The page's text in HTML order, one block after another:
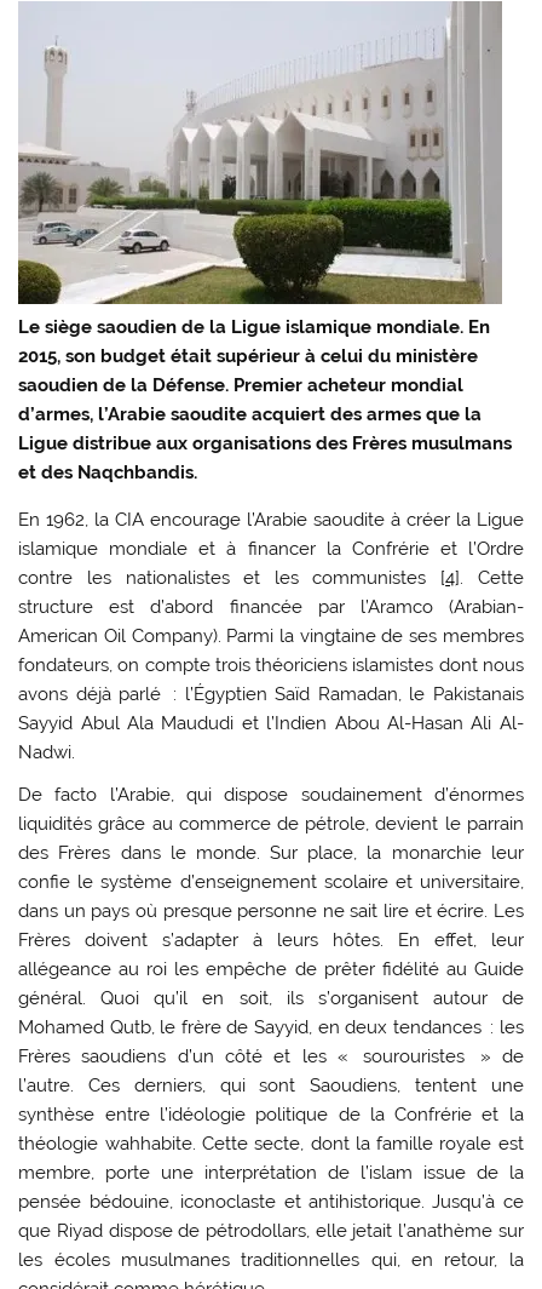
Le siège saoudien de la Ligue islamique mondiale. En
2015, son budget était supérieur à celui du ministère
saoudien de la Défense. Premier acheteur mondial
d’armes, l’Arabie saoudite acquiert des armes que la
Ligue distribue aux organisations des Frères musulmans
et des Naqchbandis.
En 1962, la CIA encourage l’Arabie saoudite à créer la Ligue
islamique mondiale et à financer la Confrérie et l’Ordre
contre les nationalistes et les communistes [4]. Cette
structure est d’abord financée par l’Aramco (Arabian-
American Oil Company). Parmi la vingtaine de ses membres
fondateurs, on compte trois théoriciens islamistes dont nous
avons déjà parlé : l’Égyptien Saïd Ramadan, le Pakistanais
Sayyid Abul Ala Maududi et l’Indien Abou Al-Hasan Ali Al-
Nadwi.
De facto l’Arabie, qui dispose soudainement d’énormes
liquidités grâce au commerce de pétrole, devient le parrain
des Frères dans le monde. Sur place, la monarchie leur
confie le système d’enseignement scolaire et universitaire,
dans un pays où presque personne ne sait lire et écrire. Les
Frères doivent s’adapter à leurs hôtes. En effet, leur
allégeance au roi les empêche de prêter fidélité au Guide
général. Quoi qu’il en soit, ils s’organisent autour de
Mohamed Qutb, le frère de Sayyid, en deux tendances : les
Frères saoudiens d’un côté et les « sourouristes » de
l’autre. Ces derniers, qui sont Saoudiens, tentent une
synthèse entre l’idéologie politique de la Confrérie et la
théologie wahhabite. Cette secte, dont la famille royale est
membre, porte une interprétation de l’islam issue de la
pensée bédouine, iconoclaste et antihistorique. Jusqu’à ce
que Riyad dispose de pétrodollars, elle jetait l’anathème sur
les écoles musulmanes traditionnelles qui, en retour, la